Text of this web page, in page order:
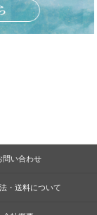
問い合わせ
・送料について